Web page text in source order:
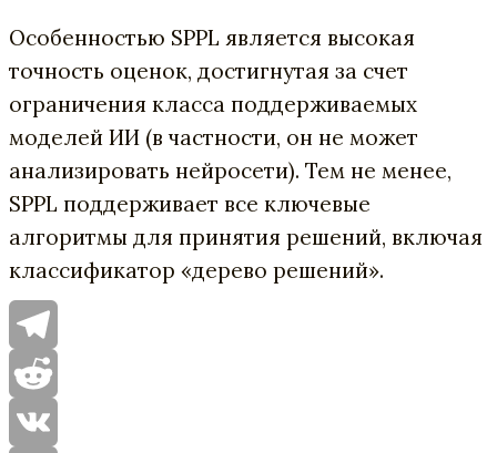
Особенностью SPPL является высокая
точность оценок, достигнутая за счет
ограничения класса поддерживаемых
моделей ИИ (в частности, он не может
анализировать нейросети). Тем не менее,
SPPL поддерживает все ключевые
алгоритмы для принятия решений, включая
классификатор «дерево решений».
Telegram
Reddit